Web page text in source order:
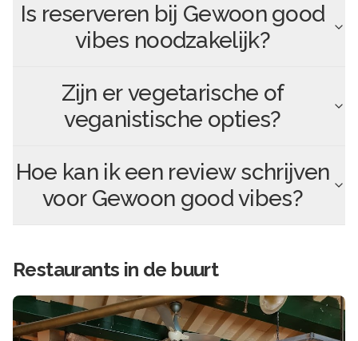
Is reserveren bij Gewoon good
vibes noodzakelijk?
Zijn er vegetarische of
veganistische opties?
Hoe kan ik een review schrijven
voor Gewoon good vibes?
Restaurants in de buurt